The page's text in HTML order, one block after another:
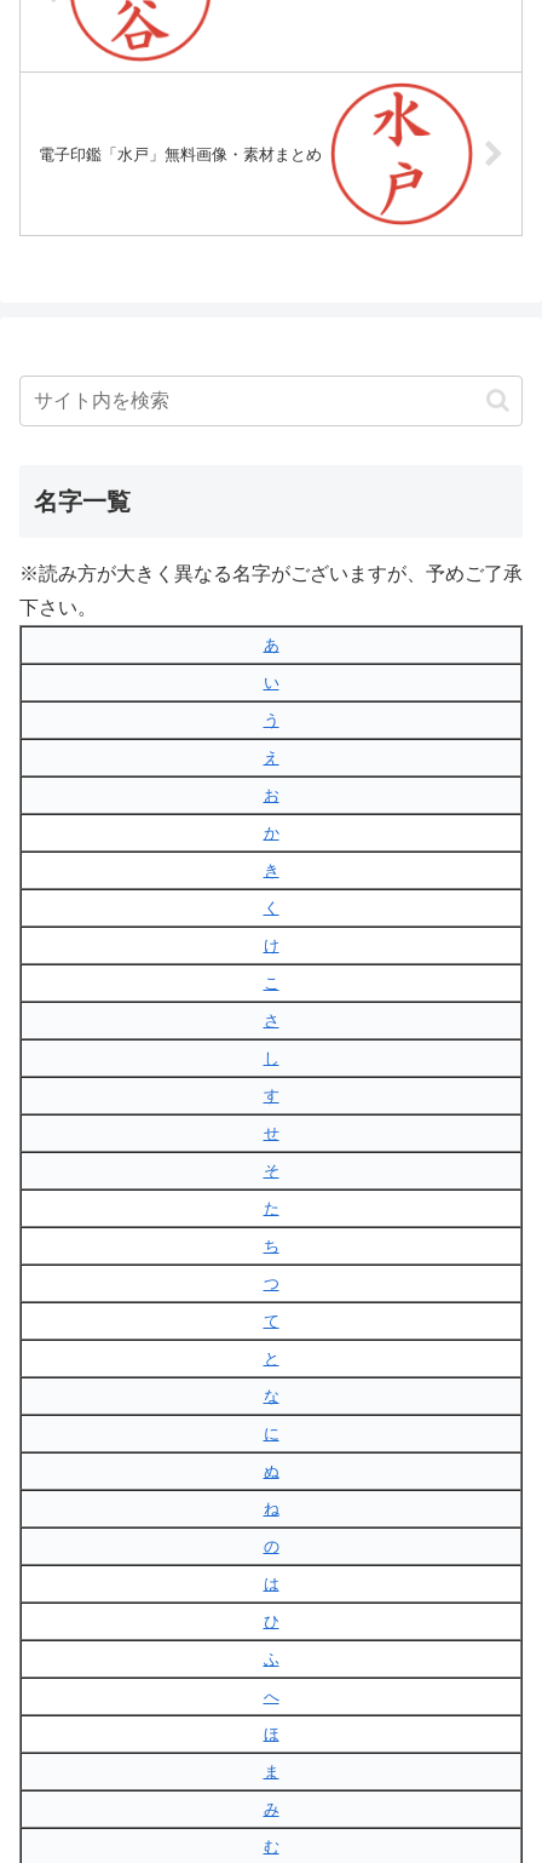
電子印鑑「水戸」無料画像・素材まとめ
名字一覧
※読み方が大きく異なる名字がございますが、予めご了承
下さい。
あ
い
う
え
お
か
き
く
け
こ
さ
し
す
せ
そ
た
ち
つ
て
と
な
に
ぬ
ね
の
は
ひ
ふ
へ
ほ
ま
み
む